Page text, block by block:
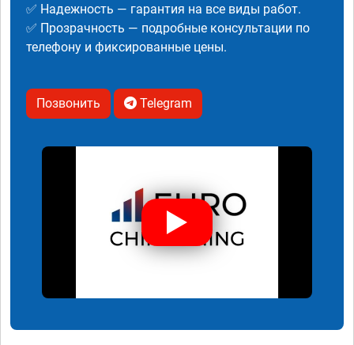
✅ Надежность — гарантия на все виды работ.
✅ Прозрачность — подробные консультации по
телефону и фиксированные цены.
Позвонить Telegram